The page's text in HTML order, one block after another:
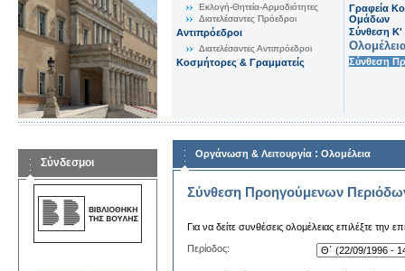
Εκλογή-Θητεία-Αρμοδιότητες
Διατελέσαντες Πρόεδροι
Αντιπρόεδροι
Διατελέσαντες Αντιπρόεδροι
Κοσμήτορες & Γραμματείς
Γραφεία
Ομάδων
Σύνθεση K'
Σύνθεση
Σύνδεσμοι
Οργάνωση & Λειτουργία : Ολομέλεια
Σύνθεση Προηγούμενων
Για να δείτε συνθέσεις ολομέλειας επιλέξτε την
Περίοδος: